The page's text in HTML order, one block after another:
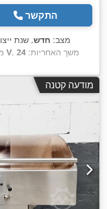
התקשר
מצב: חדש, שנת
230 V , משך האחריות: 24
גובה כולל:1,080 מ"מ
תדירות כניסה:
מודעה קטנה